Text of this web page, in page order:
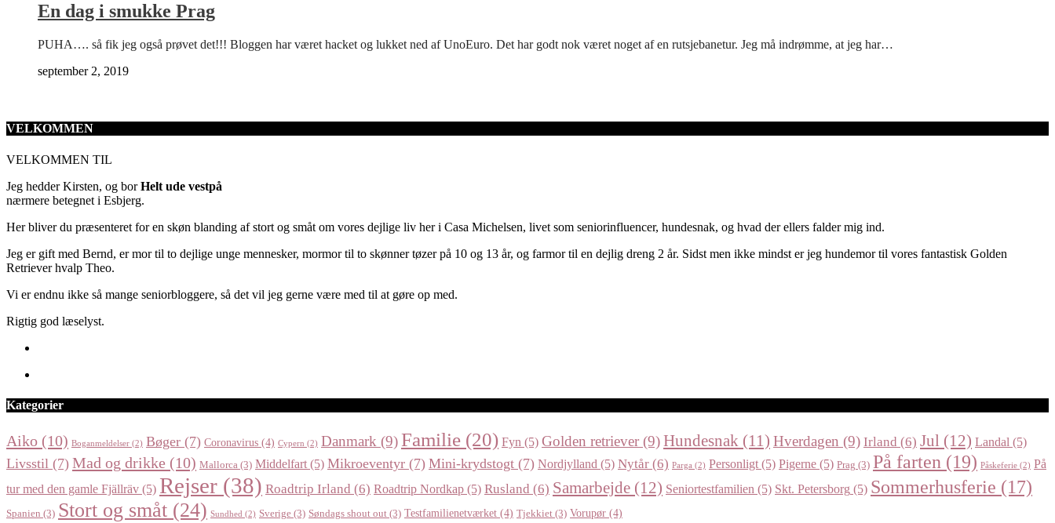
En dag i smukke Prag
PUHA…. så fik jeg også prøvet det!!! Bloggen har været hacket og lukket ned af UnoEuro. Det har godt nok været noget af en rutsjebanetur. Jeg må indrømme, at jeg har…
september 2, 2019
VELKOMMEN
VELKOMMEN TIL
Jeg hedder Kirsten, og borHelt ude vestpå
nærmere betegnet i Esbjerg.
Her bliver du præsenteret for en skøn blanding af stort og småt om vores dejlige liv her i Casa Michelsen, livet som seniorinfluencer, hundesnak, og hvad der ellers falder mig ind.
Jeg er gift med Bernd, er mor til to dejlige unge mennesker, mormor til to skønner tøzer på 10 og 13 år, og farmor til en dejlig dreng 2 år. Sidst men ikke mindst er jeg hundemor til vores fantastisk Golden
Retriever hvalp Theo.
Vi er endnu ikke så mange seniorbloggere, så det vil jeg gerne være med til at gøre op med.
Rigtig god læselyst.
Kategorier
Aiko (10) Boganmeldelser (2) Bøger (7) Coronavirus (4) Cypern (2) Danmark (9)Familie (20) Fyn (5) Golden retriever (9)Hundesnak (11) Hverdagen (9) Irland (6) Jul (12) Landal (5)
Livsstil (7) Mad og drikke (10) Mallorca (3) Middelfart (5) Mikroeventyr (7) Mini-krydstogt (7) Nordjylland (5) Nytår (6) Parga (2) Personligt (5) Pigerne (5) Prag (3) På farten (19) Påskeferie (2) På
tur med den gamle Fjällräv (5) Rejser (38) Roadtrip Irland (6) Roadtrip Nordkap (5) Rusland (6) Samarbejde (12) Seniortestfamilien (5) Skt. Petersborg (5) Sommerhusferie (17)
Spanien (3) Stort og småt (24) Sundhed (2) Sverige (3) Søndags shout out (3) Testfamilienetværket (4) Tjekkiet (3) Vorupør (4)